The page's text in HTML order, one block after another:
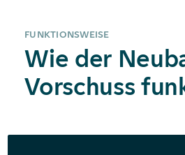
FUNKTIONSWEISE
Wie der
Vorschuss